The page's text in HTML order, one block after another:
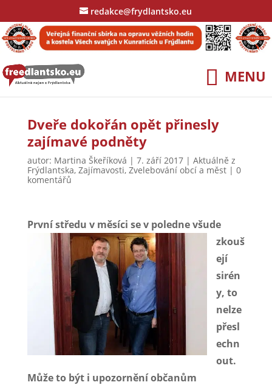
redakce@frydlantsko.eu
Dveře dokořán opět přinesly
zajímavé podněty
autor: Martina Škeříková | 7. září 2017| Aktuálně z
Frýdlantska, Zajímavosti, Zvelebování obcí a měst| 0
komentářů
První středu v měsíci se v poledne všude
zkouš
ejí
sirén
y, to
nelze
přesl
echn
out.
Může to být i upozornění občanům